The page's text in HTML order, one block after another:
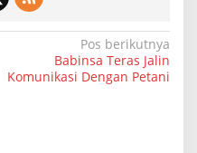
Pos berikutnya
Babinsa Teras Jalin
Komunikasi Dengan Petani